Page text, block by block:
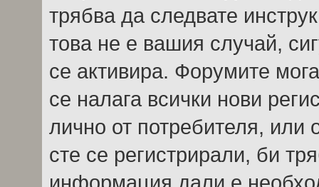
трябва да следвате
това не е вашия случай,
се активира. Форумите
се налага всички нови
лично от потребителя, или
сте се регистрирали, би